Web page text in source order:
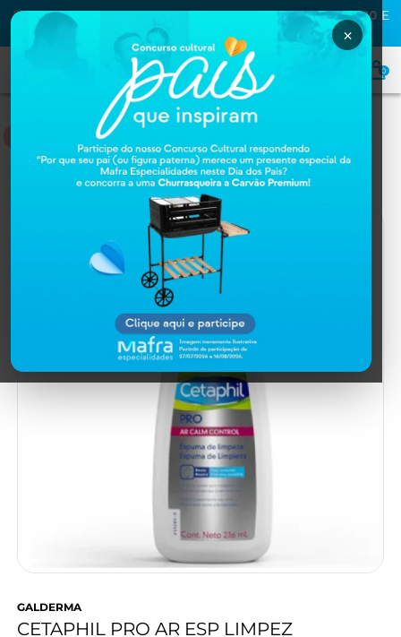
PRIMEIRA COMPRA NA MAFRA? USE O CUPOMMAFRA10 E
GANHE
0
Home
GALDERMA
CETAPHIL PRO AR ESP LIMPEZ
×